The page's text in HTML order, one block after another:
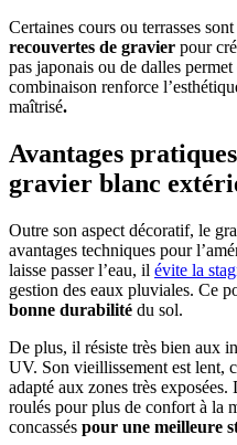
Certaines cours ou terrasses
recouvertes de gravier pour
pas japonais ou de dalles
combinaison renforce
maîtrisé.
Avantages
gravier blanc
Outre son aspect décoratif, le
avantages techniques pour
laisse passer l’eau, il évite la
gestion des eaux pluviales. Ce
bonne durabilité du sol.
De plus, il résiste très bien aux
UV. Son vieillissement est lent,
adapté aux zones très
roulés pour plus de confort à la
concassés pour une meilleure